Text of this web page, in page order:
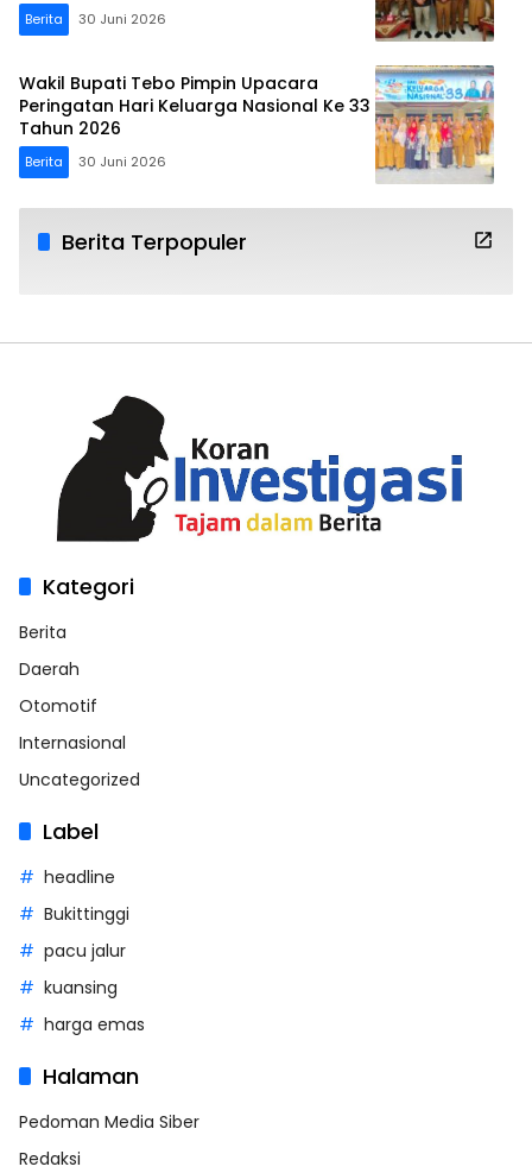
Berita 30 Juni 2026
Wakil Bupati Tebo Pimpin Upacara
Peringatan Hari Keluarga Nasional Ke 33
Tahun 2026
Berita 30 Juni 2026
Berita Terpopuler
Kategori
Berita
Daerah
Otomotif
Internasional
Uncategorized
Label
headline
Bukittinggi
pacu jalur
kuansing
harga emas
Halaman
Pedoman Media Siber
Redaksi